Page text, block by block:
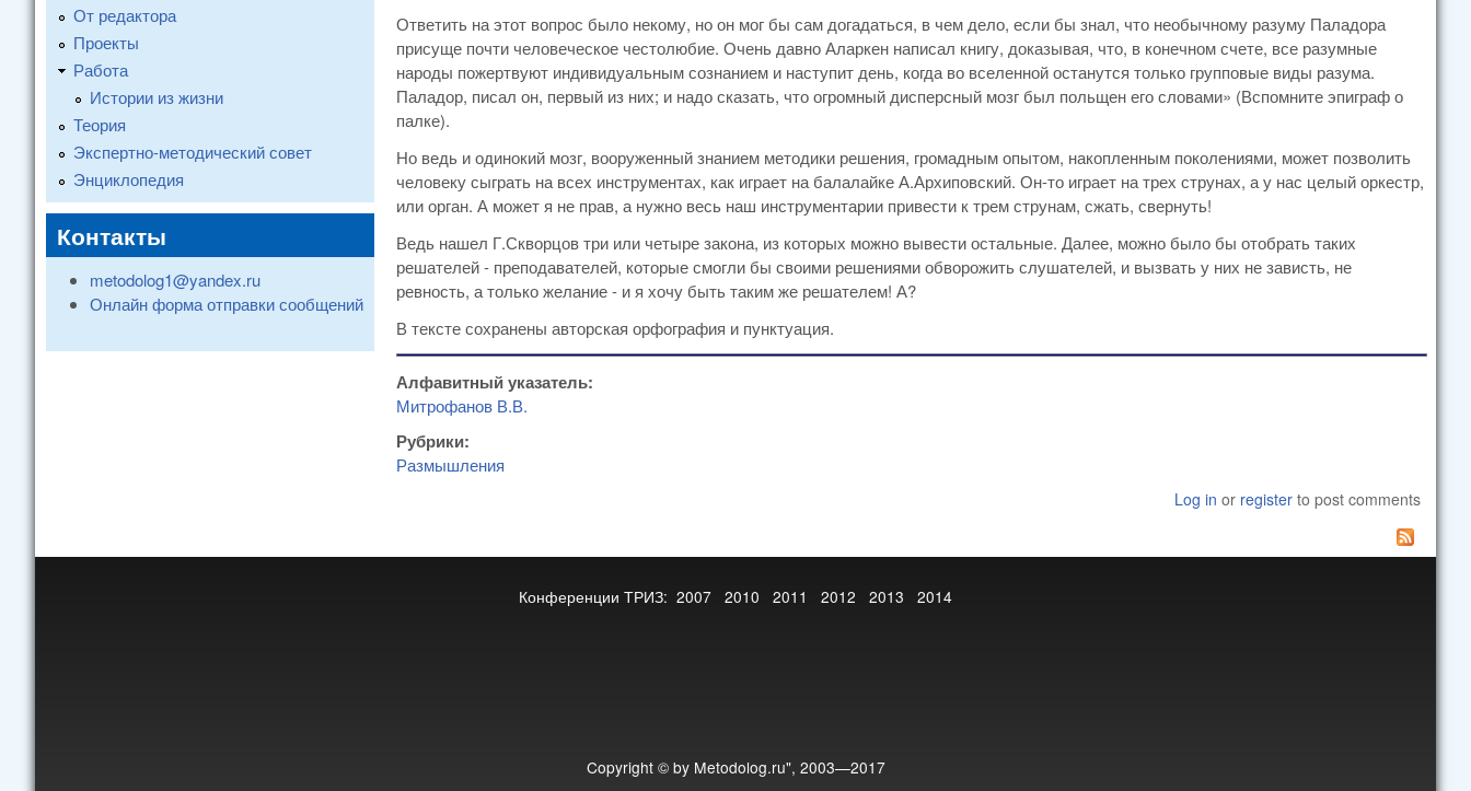
Ответить на этот вопрос было некому, но он мог бы сам догадаться, в чем дело, если бы знал, что необычному разуму Паладора
присуще почти человеческое честолюбие. Очень давно Аларкен написал книгу, доказывая, что, в конечном счете, все разумные
народы пожертвуют индивидуальным сознанием и наступит день, когда во вселенной останутся только групповые виды разума.
Паладор, писал он, первый из них; и надо сказать, что огромный дисперсный мозг был польщен его словами» (Вспомните эпиграф о
палке).
Но ведь и одинокий мозг, вооруженный знанием методики решения, громадным опытом, накопленным поколениями, может позволить
человеку сыграть на всех инструментах, как играет на балалайке А.Архиповский. Он-то играет на трех струнах, а у нас целый оркестр,
или орган. А может я не прав, а нужно весь наш инструментарии привести к трем струнам, сжать, свернуть!
Ведь нашел Г.Скворцов три или четыре закона, из которых можно вывести остальные. Далее, можно было бы отобрать таких
решателей - преподавателей, которые смогли бы своими решениями обворожить слушателей, и вызвать у них не зависть, не
ревность, а только желание - и я хочу быть таким же решателем! А?
В тексте сохранены авторская орфография и пунктуация.
Алфавитный указатель:
Митрофанов В.В.
Рубрики:
Размышления
Log in or register to post comments
От редактора
Проекты
Работа
Истории из жизни
Теория
Экспертно-методический совет
Энциклопедия
Контакты
metodolog1@yandex.ru
Онлайн форма отправки сообщений
Конференции ТРИЗ: 2007 2010 2011 2012 2013 2014
Copyright © by Metodolog.ru", 2003—2017